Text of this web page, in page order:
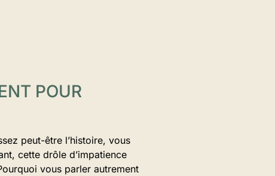
POUR
peut-être l’histoire, vous
cette drôle d’impatience
vous parler autrement